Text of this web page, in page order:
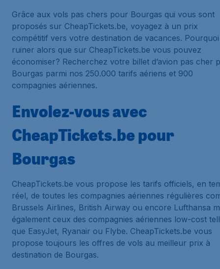
Grâce aux vols pas chers pour Bourgas qui vous sont
proposés sur CheapTickets.be, voyagez à un prix
compétitif vers votre destination de vacances.
ruiner alors que sur CheapTickets.be vous pouvez
économiser? Recherchez votre billet d’avion pas cher
Bourgas parmi nos 250.000 tarifs aériens et 900
compagnies aériennes.
Envolez-vous avec
CheapTickets.be pour
Bourgas
CheapTickets.be vous propose les tarifs officiels, en
réel, de toutes les compagnies aériennes régulières
Brussels Airlines, British Airway ou encore Lufthansa
également ceux des compagnies aériennes low-cost
que EasyJet, Ryanair ou Flybe. CheapTickets.be vous
propose toujours les offres de vols au meilleur prix à
destination de Bourgas.